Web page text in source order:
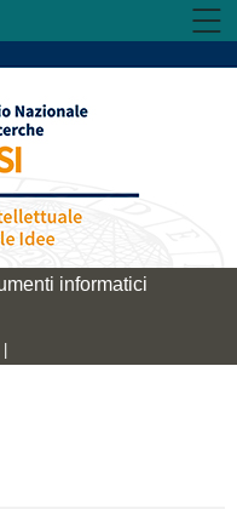
informatici